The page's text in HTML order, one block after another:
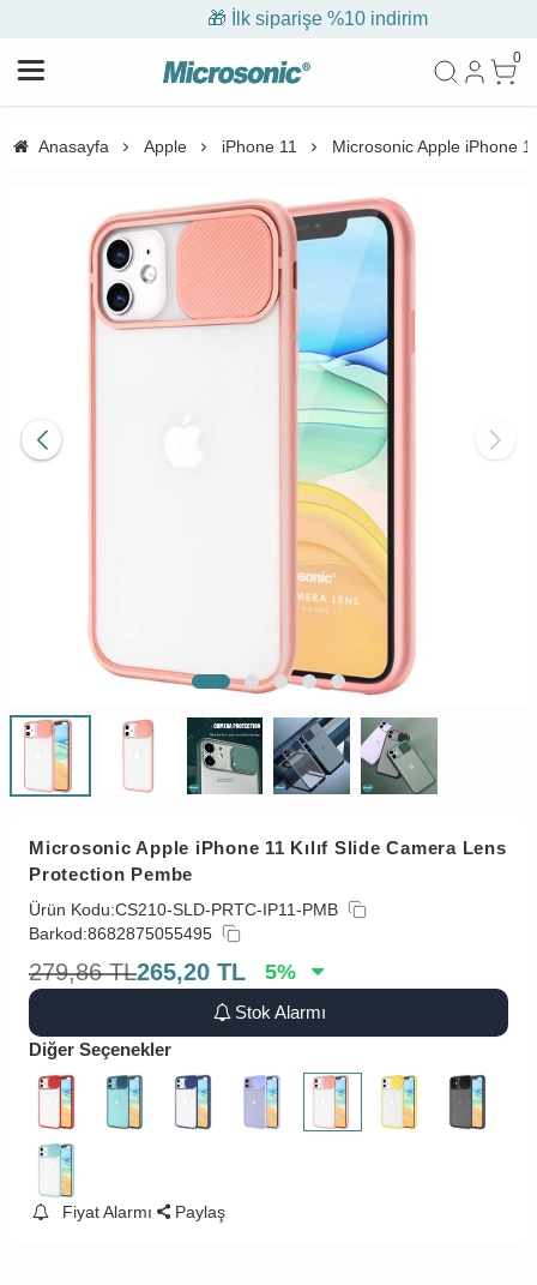
🎁 İlk siparişe %10 indirim
0
Anasayfa Apple iPhone 11 Microsonic Apple iPhone
Microsonic Apple iPhone 11 Kılıf Slide Camera Lens
Protection Pembe
Ürün Kodu:CS210-SLD-PRTC-IP11-PMB
Barkod:8682875055495
279,86 TL265,20 TL 5%
Stok Alarmı
Diğer Seçenekler
Fiyat Alarmı Paylaş